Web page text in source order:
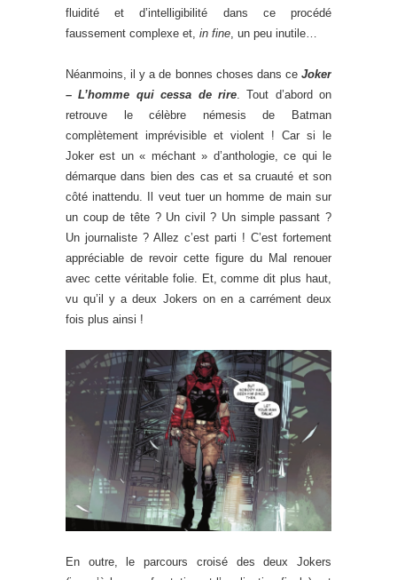
fluidité et d’intelligibilité dans ce procédé
faussement complexe et, in fine , un peu inutile…
Néanmoins, il y a de bonnes choses dans ce Joker
– L’homme qui cessa de rire. Tout d’abord on
retrouve le célèbre némesis de Batman
complètement imprévisible et violent ! Car si le
Joker est un « méchant » d’anthologie, ce qui le
démarque dans bien des cas et sa cruauté et son
côté inattendu. Il veut tuer un homme de main sur
un coup de tête ? Un civil ? Un simple passant ?
Un journaliste ? Allez c’est parti ! C’est fortement
appréciable de revoir cette figure du Mal renouer
avec cette véritable folie. Et, comme dit plus haut,
vu qu’il y a deux Jokers on en a carrément deux
fois plus ainsi !
En outre, le parcours croisé des deux Jokers